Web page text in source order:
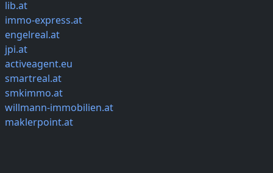
lib.at
immo-express.at
engelreal.at
jpi.at
activeagent.eu
smartreal.at
smkimmo.at
willmann-immobilien.at
maklerpoint.at